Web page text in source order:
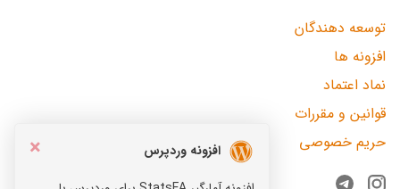
×
افزونه وردپرس
توسعه دهندگان
افزونه ها
نماد اعتماد
قوانین و مقررات
حریم خصوصی